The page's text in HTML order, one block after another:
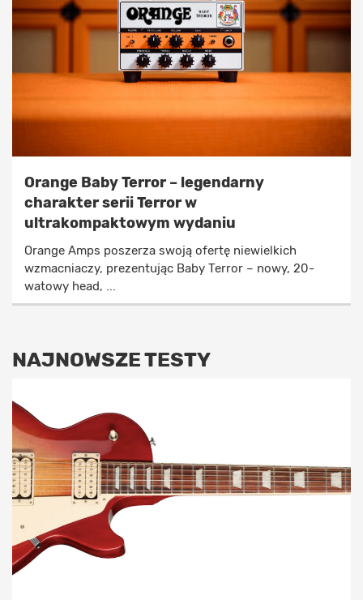
Orange Baby Terror – legendarny
charakter serii Terror w
ultrakompaktowym wydaniu
Orange Amps poszerza swoją ofertę niewielkich
wzmacniaczy, prezentując Baby Terror – nowy, 20-
watowy head, ...
NAJNOWSZE TESTY